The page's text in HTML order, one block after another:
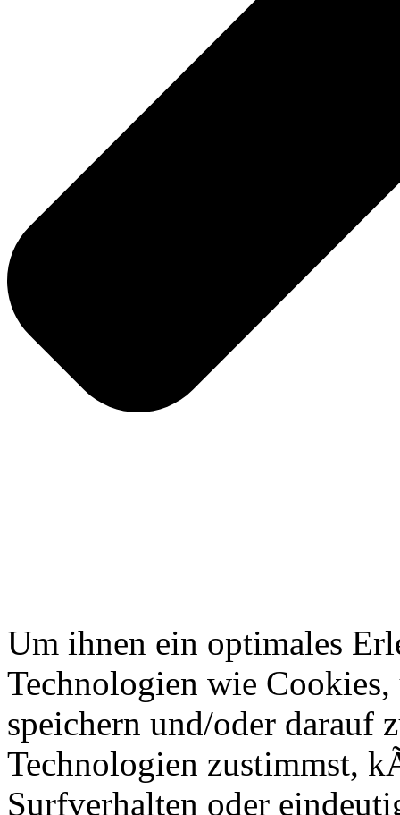
Um ihnen ein optimales
Technologien wie
speichern und/oder darauf
Technologien zustimmst,
Surfverhalten oder